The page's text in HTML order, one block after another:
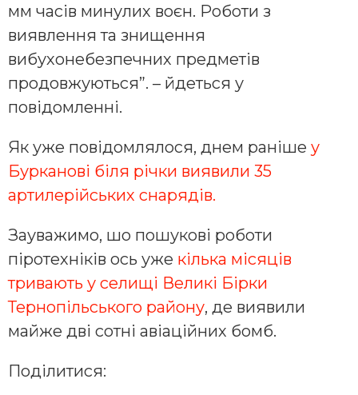
мм часів минулих воєн. Роботи з
виявлення та знищення
вибухонебезпечних предметів
продовжуються”. – йдеться у
повідомленні.
Як уже повідомлялося, днем раніше у
Бурканові біля річки виявили 35
артилерійських снарядів.
Зауважимо, шо пошукові роботи
піротехніків ось уже кілька місяців
тривають у селищі Великі Бірки
Тернопільського району, де виявили
майже дві сотні авіаційних бомб.
Поділитися: